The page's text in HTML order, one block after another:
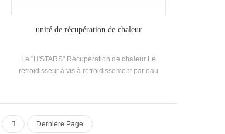
unité de récupération de chaleur
Le "H'STARS" Récupération de chaleur Le
refroidisseur à vis à refroidissement par eau
l'échange de chaleur entre la vapeur de
réfrigérant et l'eau pendant le Le processus de
réfrigération, qui fournit aux clients la
Dernière Page